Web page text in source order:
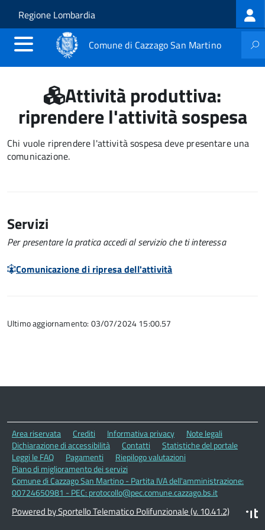
Salta al contenuto principale
Skip to site navigation
Regione Lombardia
Comune di Cazzago San Martino
Attività produttiva:
riprendere l'attività sospesa
Chi vuole riprendere l'attività sospesa deve presentare una
comunicazione.
Servizi
Per presentare la pratica accedi al servizio che ti interessa
Comunicazione di ripresa dell'attività
Ultimo aggiornamento: 03/07/2024 15:00.57
Area riservata Crediti Informativa privacy
Note legali
Dichiarazione di accessibilità
Contatti
Statistiche del portale
Leggi le FAQ
Pagamenti
Riepilogo valutazioni
Piano di miglioramento dei servizi
Comune di Cazzago San Martino - Partita IVA dell'amministrazione:
00724650981 - PEC: protocollo@pec.comune.cazzago.bs.it
Powered by Sportello Telematico Polifunzionale (v. 10.41.2)